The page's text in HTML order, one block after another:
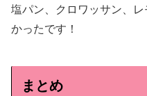
塩パン、クロワッサン、
かったです！
まとめ